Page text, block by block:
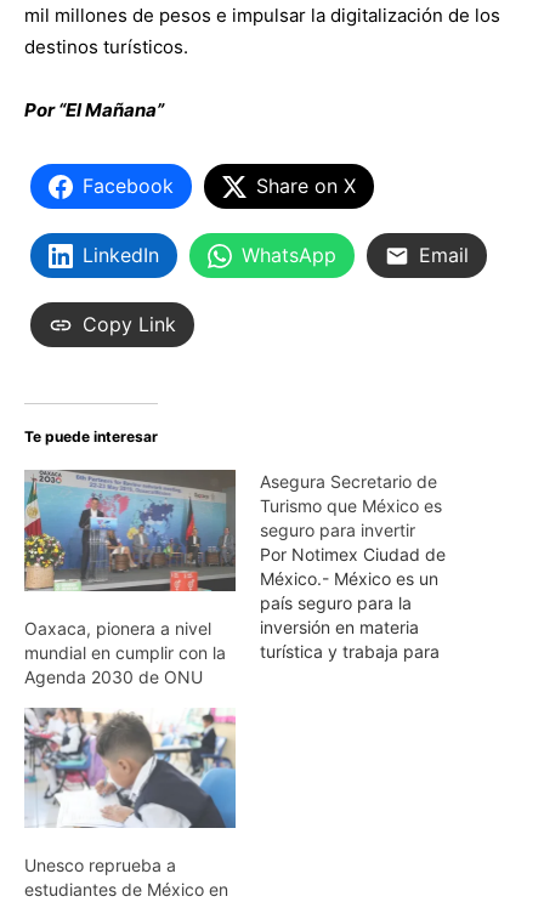
mil millones de pesos e impulsar la digitalización de los
destinos turísticos.
Por “El Mañana”
Facebook Share on X
LinkedIn WhatsApp Email
Copy Link
Te puede interesar
Oaxaca, pionera a nivel
mundial en cumplir con la
Agenda 2030 de ONU
Asegura Secretario de
Turismo que México es
seguro para invertir
Por Notimex Ciudad de
México.- México es un
país seguro para la
inversión en materia
turística y trabaja para
Unesco reprueba a
estudiantes de México en